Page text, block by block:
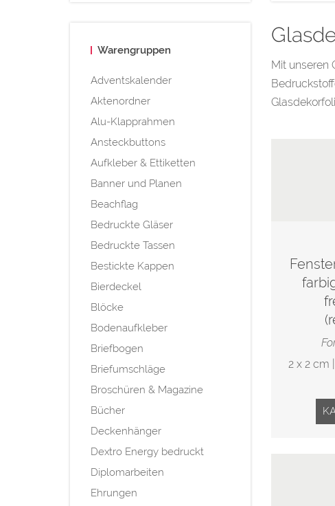
Warengruppen
Adventskalender
Aktenordner
Alu-Klapprahmen
Ansteckbuttons
Aufkleber & Ettiketten
Banner und Planen
Beachflag
Bedruckte Gläser
Bedruckte Tassen
Bestickte Kappen
Bierdeckel
Blöcke
Bodenaufkleber
Briefbogen
Briefumschläge
Broschüren & Magazine
Bücher
Deckenhänger
Dextro Energy bedruckt
Diplomarbeiten
Ehrungen
Mit unseren
2 x 2 cm